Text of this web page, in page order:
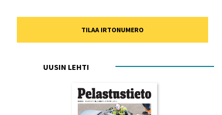
TILAA IRTONUMERO
UUSIN LEHTI